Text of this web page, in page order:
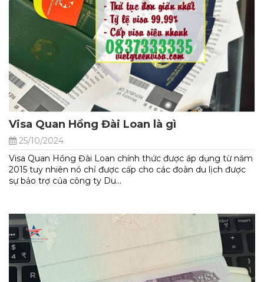
Visa Quan Hồng Đài Loan là gì
25/10/2024
Visa Quan Hồng Đài Loan chính thức được áp dụng từ năm
2015 tuy nhiên nó chỉ được cấp cho các đoàn du lịch được
sự bảo trợ của công ty Du...